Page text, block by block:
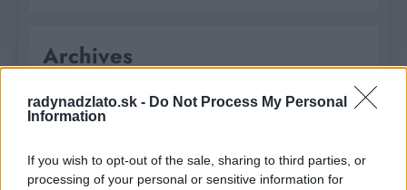
radynadzlato.sk - Do Not Process My Personal
Information
If you wish to opt-out of the sale, sharing to third parties, or
processing of your personal or sensitive information for
Archives
február 2026
január 2026